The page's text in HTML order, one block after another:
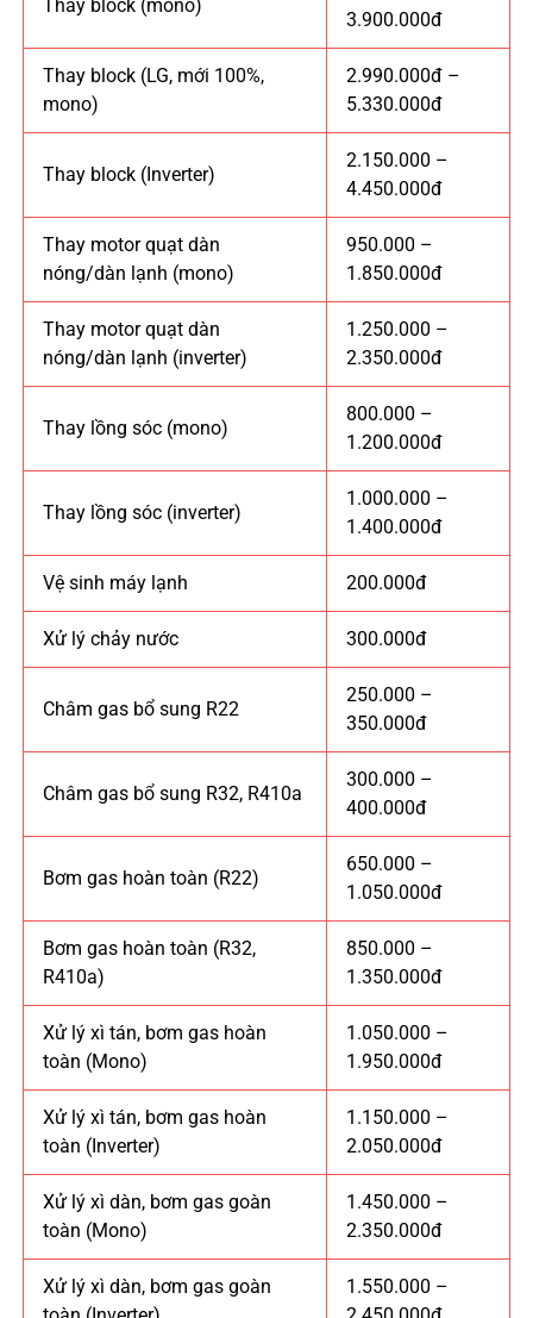
Thay block (mono)
3.900.000đ
Thay block (LG, mới 100%,
mono)
2.990.000đ –
5.330.000đ
Thay block (Inverter)
2.150.000 –
4.450.000đ
Thay motor quạt dàn
nóng/dàn lạnh (mono)
950.000 –
1.850.000đ
Thay motor quạt dàn
nóng/dàn lạnh (inverter)
1.250.000 –
2.350.000đ
Thay lồng sóc (mono)
800.000 –
1.200.000đ
Thay lồng sóc (inverter)
1.000.000 –
1.400.000đ
Vệ sinh máy lạnh 200.000đ
Xử lý chảy nước 300.000đ
Châm gas bổ sung R22
250.000 –
350.000đ
Châm gas bổ sung R32, R410a
300.000 –
400.000đ
Bơm gas hoàn toàn (R22)
650.000 –
1.050.000đ
Bơm gas hoàn toàn (R32,
R410a)
850.000 –
1.350.000đ
Xử lý xì tán, bơm gas hoàn
toàn (Mono)
1.050.000 –
1.950.000đ
Xử lý xì tán, bơm gas hoàn
toàn (Inverter)
1.150.000 –
2.050.000đ
Xử lý xì dàn, bơm gas goàn
toàn (Mono)
1.450.000 –
2.350.000đ
Xử lý xì dàn, bơm gas goàn
1.550.000 –